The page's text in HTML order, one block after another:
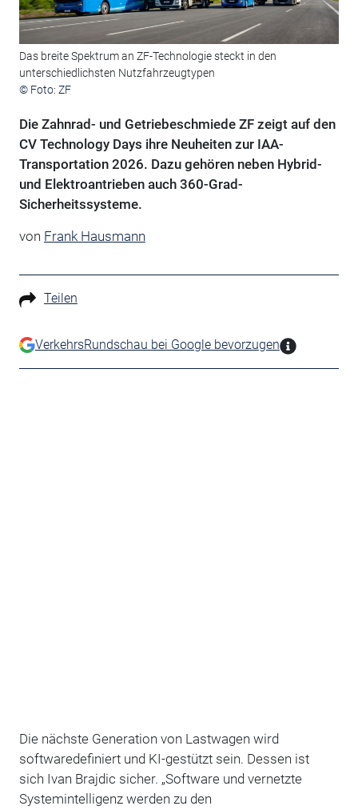
Das breite Spektrum an ZF-Technologie steckt in den
unterschiedlichsten Nutzfahrzeugtypen
© Foto: ZF
Die Zahnrad- und Getriebeschmiede ZF zeigt auf den
CV Technology Days ihre Neuheiten zur IAA-
Transportation 2026. Dazu gehören neben Hybrid-
und Elektroantrieben auch 360-Grad-
Sicherheitssysteme.
von Frank Hausmann
Teilen
VerkehrsRundschau bei Google bevorzugen
Die nächste Generation von Lastwagen wird
softwaredefiniert und KI-gestützt sein. Dessen ist
sich Ivan Brajdic sicher. „Software und vernetzte
Systemintelligenz werden zu den